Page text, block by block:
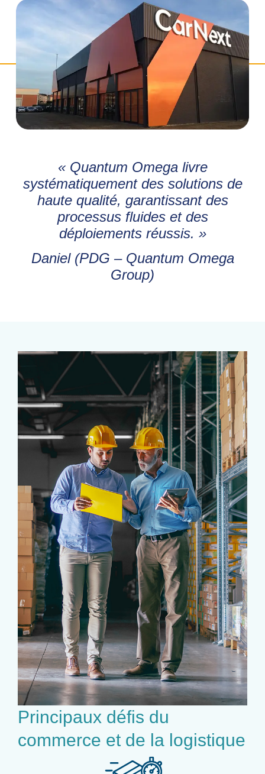
« Quantum Omega livre
systématiquement des solutions de
haute qualité, garantissant des
processus fluides et des
déploiements réussis. »
Daniel (PDG – Quantum Omega
Group)
Principaux défis du
commerce et de la logistique